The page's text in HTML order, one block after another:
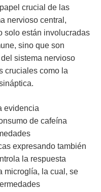
crucial de las
nervioso central,
solo están involucradas
sino que son
sistema nervioso
cruciales como la
evidencia
de cafeína
expresando también
la respuesta
microglía, la cual, se